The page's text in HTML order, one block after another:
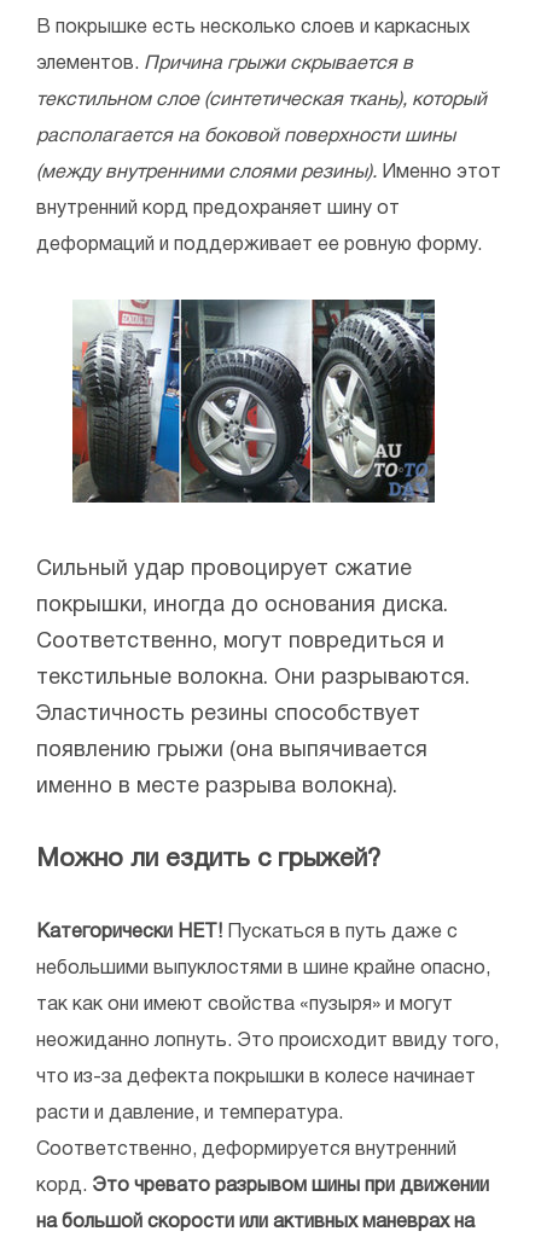
В покрышке есть несколько слоев и каркасных
элементов. Причина грыжи скрывается в
текстильном слое (синтетическая ткань), который
располагается на боковой поверхности шины
(между внутренними слоями резины). Именно этот
внутренний корд предохраняет шину от
деформаций и поддерживает ее ровную форму.
Сильный удар провоцирует сжатие
покрышки, иногда до основания диска.
Соответственно, могут повредиться и
текстильные волокна. Они разрываются.
Эластичность резины способствует
появлению грыжи (она выпячивается
именно в месте разрыва волокна).
Можно ли ездить с грыжей?
Категорически НЕТ! Пускаться в путь даже с
небольшими выпуклостями в шине крайне опасно,
так как они имеют свойства «пузыря» и могут
неожиданно лопнуть. Это происходит ввиду того,
что из-за дефекта покрышки в колесе начинает
расти и давление, и температура.
Соответственно, деформируется внутренний
корд. Это чревато разрывом шины при движении
на большой скорости или активных маневрах на